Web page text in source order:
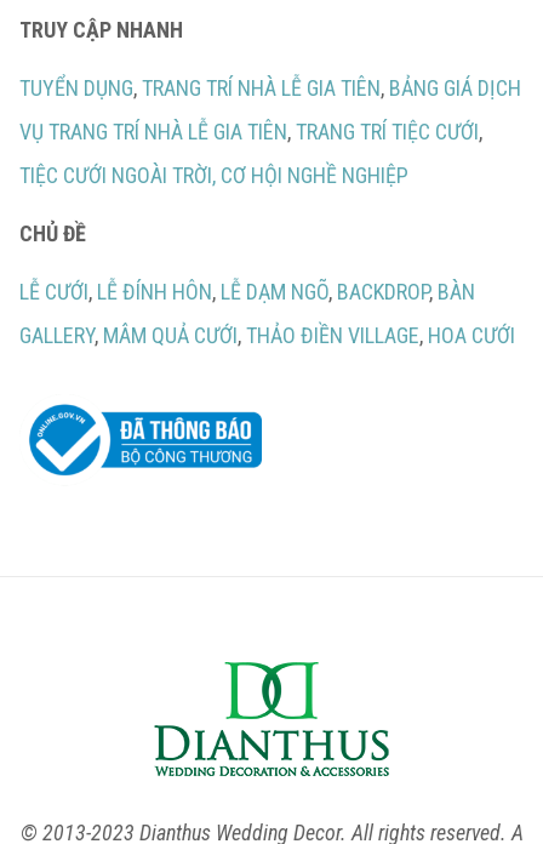
TRUY CẬP NHANH
TUYỂN DỤNG,TRANG TRÍ NHÀ LỄ GIA TIÊN, BẢNG GIÁ DỊCH
VỤ TRANG TRÍ NHÀ LỄ GIA TIÊN,TRANG TRÍ TIỆC CƯỚI,
TIỆC CƯỚI NGOÀI TRỜI, CƠ HỘI NGHỀ NGHIỆP
CHỦ ĐỀ
LỄ CƯỚI, LỄ ĐÍNH HÔN, LỄ DẠM NGÕ, BACKDROP, BÀN
GALLERY, MÂM QUẢ CƯỚI,THẢO ĐIỀN VILLAGE, HOA CƯỚI
© 2013-2023 Dianthus Wedding Decor. All rights reserved. A